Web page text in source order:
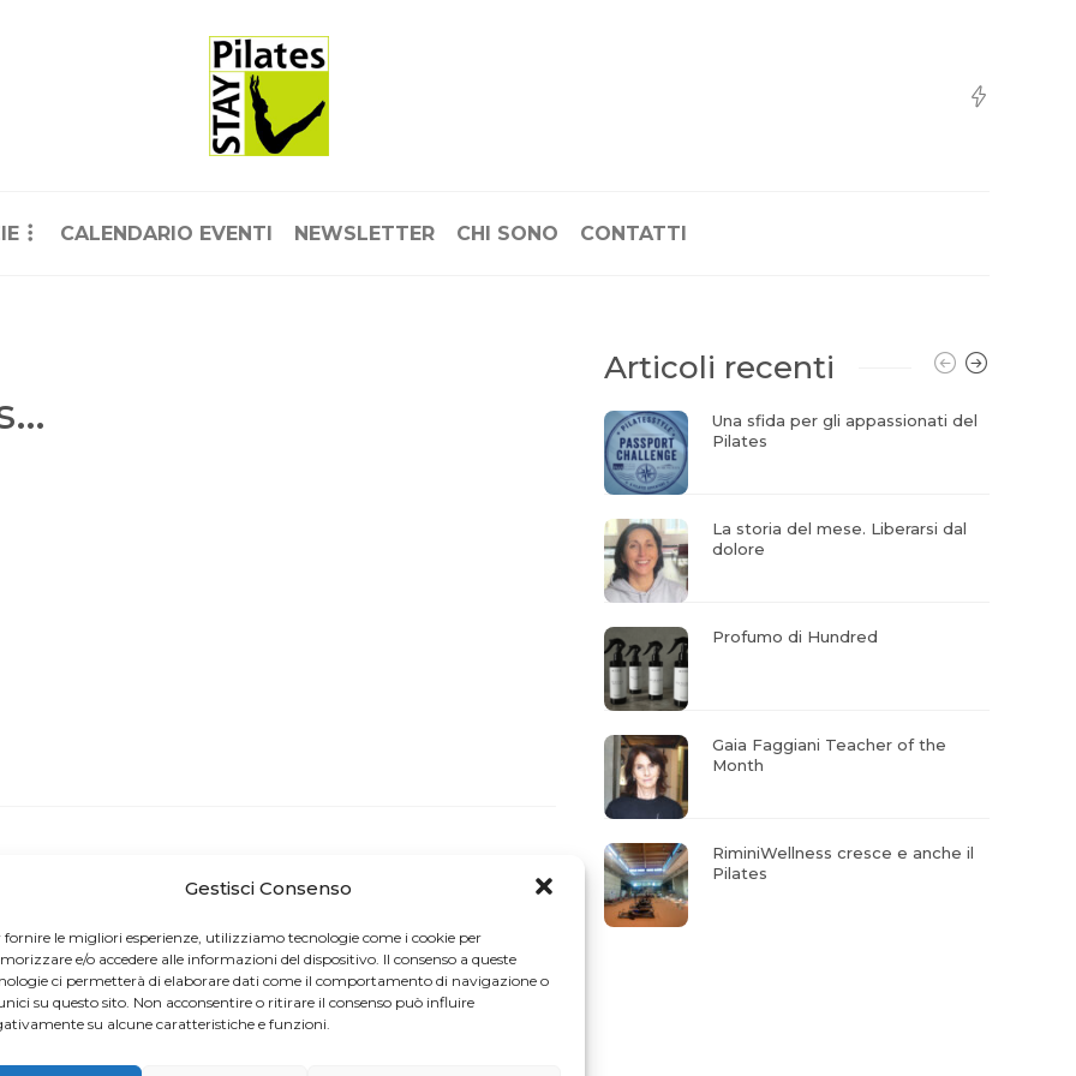
Gestisci Consenso
fornire le migliori esperienze, utilizziamo tecnologie come i cookie per
e/o accedere alle informazioni del dispositivo. Il consenso a queste
ci permetterà di elaborare dati come il comportamento di navigazione o
su questo sito. Non acconsentire o ritirare il consenso può influire
su alcune caratteristiche e funzioni.
CALENDARIO EVENTI NEWSLETTER CHI SONO CONTATTI
ANNUNCI
Vendesi attrezzi
Articoli recenti
Una sfida per gli appassionati del
Pilates
La storia del mese. Liberarsi dal
dolore
Profumo di Hundred
Gaia Faggiani Teacher of the
Month
RiminiWellness cresce e anche il
Pilates